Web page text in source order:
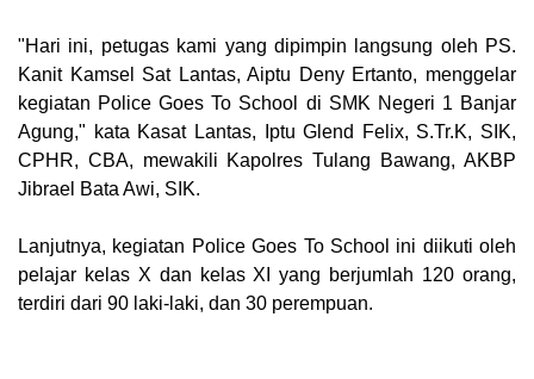
"Hari ini, petugas kami yang dipimpin langsung oleh PS.
Kanit Kamsel Sat Lantas, Aiptu Deny Ertanto, menggelar
kegiatan Police Goes To School di SMK Negeri 1 Banjar
Agung," kata Kasat Lantas, Iptu Glend Felix, S.Tr.K, SIK,
CPHR, CBA, mewakili Kapolres Tulang Bawang, AKBP
Jibrael Bata Awi, SIK.
Lanjutnya, kegiatan Police Goes To School ini diikuti oleh
pelajar kelas X dan kelas XI yang berjumlah 120 orang,
terdiri dari 90 laki-laki, dan 30 perempuan.